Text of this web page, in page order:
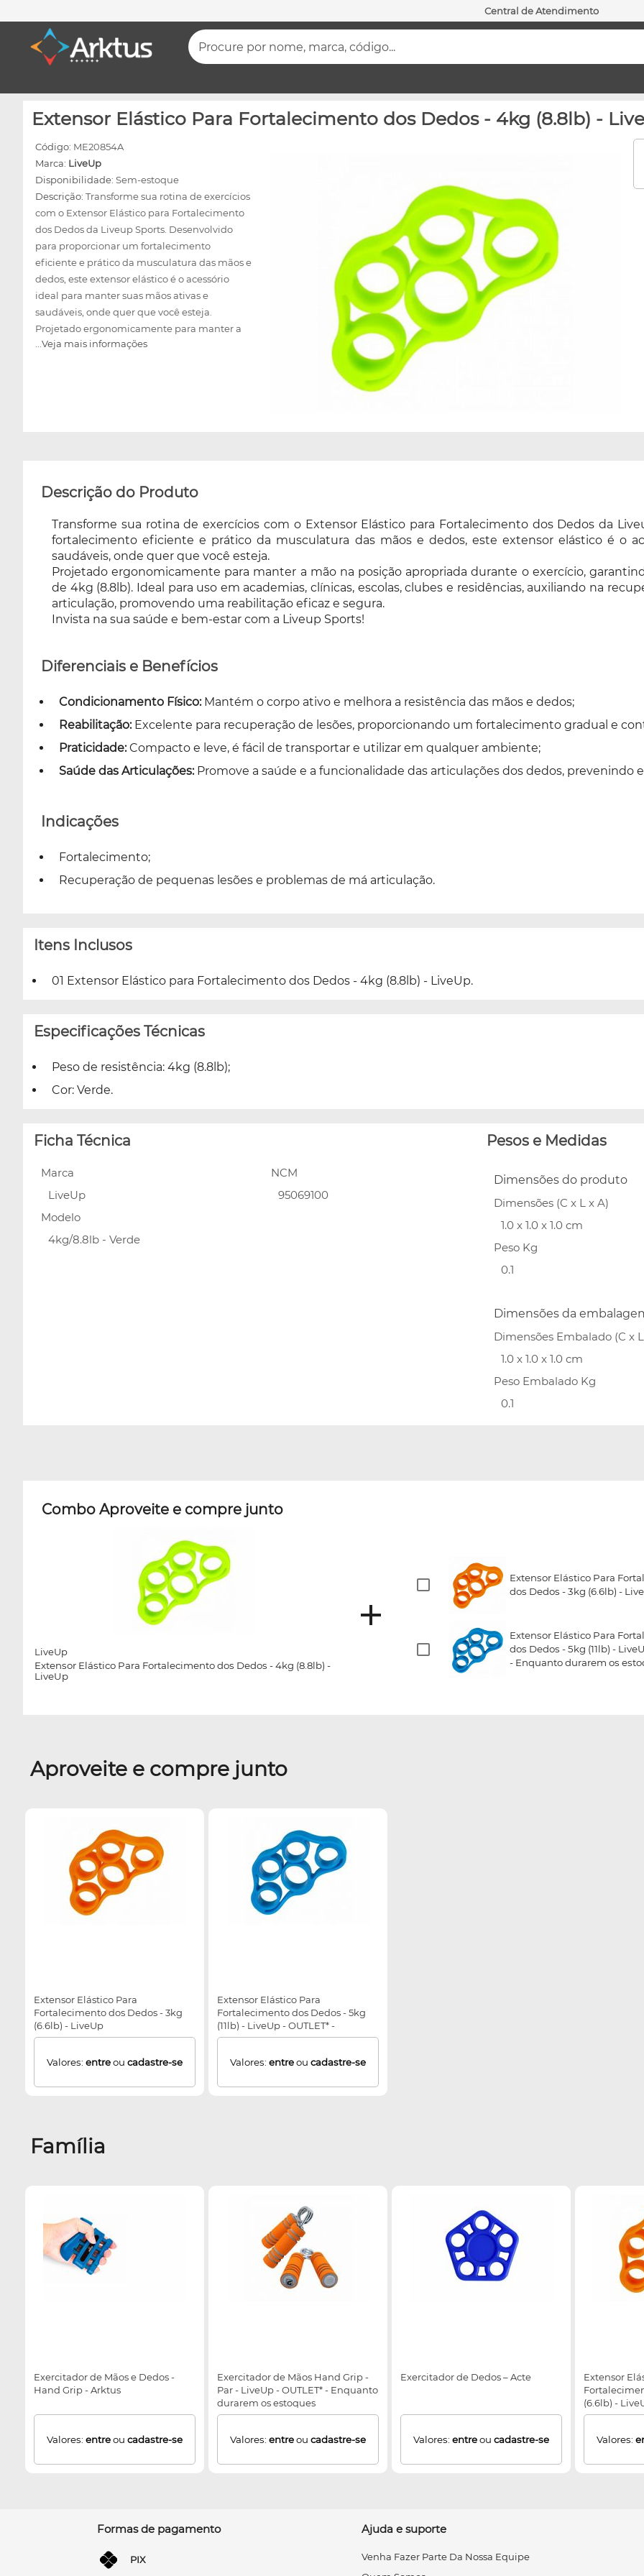
Central de Atendimento
Procure por nome, marca, código...
Extensor Elástico Para Fortalecimento dos Dedos - 4kg (8.8lb) -
Código: ME20854A
Marca: LiveUp
Disponibilidade: Sem-estoque
Descrição: Transforme sua rotina de exercícios
com o Extensor Elástico para Fortalecimento
dos Dedos da Liveup Sports. Desenvolvido
para proporcionar um fortalecimento
eficiente e prático da musculatura das mãos e
dedos, este extensor elástico é o acessório
ideal para manter suas mãos ativas e
saudáveis, onde quer que você esteja.
Projetado ergonomicamente para manter a
mão na posição apropriada durante o
...Veja mais informações
Descrição do Produto
Transforme sua rotina de exercícios com o Extensor Elástico para Fortalecimento dos Dedos da
fortalecimento eficiente e prático da musculatura das mãos e dedos, este extensor elástico é o
saudáveis, onde quer que você esteja.
Projetado ergonomicamente para manter a mão na posição apropriada durante o exercício,
de 4kg (8.8lb). Ideal para uso em academias, clínicas, escolas, clubes e residências, auxiliando na
articulação, promovendo uma reabilitação eficaz e segura.
Invista na sua saúde e bem-estar com a Liveup Sports!
Diferenciais e Benefícios
Condicionamento Físico:Mantém o corpo ativo e melhora a resistência das mãos e dedos;
Reabilitação:Excelente para recuperação de lesões, proporcionando um fortalecimento gradual e
Praticidade:Compacto e leve, é fácil de transportar e utilizar em qualquer ambiente;
Saúde das Articulações:Promove a saúde e a funcionalidade das articulações dos dedos, prevenindo
Indicações
Fortalecimento;
Recuperação de pequenas lesões e problemas de má articulação.
Itens Inclusos
01 Extensor Elástico para Fortalecimento dos Dedos - 4kg (8.8lb) - LiveUp.
Especificações Técnicas
Peso de resistência: 4kg (8.8lb);
Cor: Verde.
Ficha Técnica
Marca
LiveUp
Modelo
4kg/8.8lb - Verde
NCM
95069100
Pesos e Medidas
Dimensões do produto
Dimensões (C x L x A)
1.0 x 1.0 x 1.0 cm
Peso Kg
0.1
Dimensões da
Dimensões Embalado (C x
1.0 x 1.0 x 1.0 cm
Peso Embalado Kg
0.1
Combo Aproveite e compre junto
LiveUp
Extensor Elástico Para Fortalecimento dos Dedos - 4kg (8.8lb) -
LiveUp
Extensor Elástico Para
dos Dedos - 3kg (6.6lb) -
Extensor Elástico Para
dos Dedos - 5kg (11lb) -
- Enquanto durarem os
Aproveite e compre junto
Extensor Elástico Para
Fortalecimento dos Dedos - 3kg
(6.6lb) - LiveUp
Valores: entreou cadastre-se
Extensor Elástico Para
Fortalecimento dos Dedos - 5kg
(11lb) - LiveUp - OUTLET* -
Enquanto durarem os estoques
Valores: entreou cadastre-se
Família
Exercitador de Mãos e Dedos -
Hand Grip - Arktus
Valores: entreou cadastre-se
Exercitador de Mãos Hand Grip -
Par - LiveUp - OUTLET* - Enquanto
durarem os estoques
Valores: entreou cadastre-se
Exercitador de Dedos – Acte
Valores: entreou cadastre-se
Extensor
(6.6lb) -
Valores:
Formas de pagamento
PIX
Ajuda e suporte
Venha Fazer Parte Da Nossa Equipe